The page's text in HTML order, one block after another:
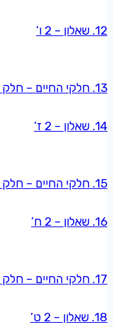
12. שאלון – 2 ו’
13. חלקי החיים – חלק 5
14. שאלון – 2 ז’
15. חלקי החיים – חלק 6
16. שאלון – 2 ח’
17. חלקי החיים – חלק 7
18. שאלון – 2 ט’